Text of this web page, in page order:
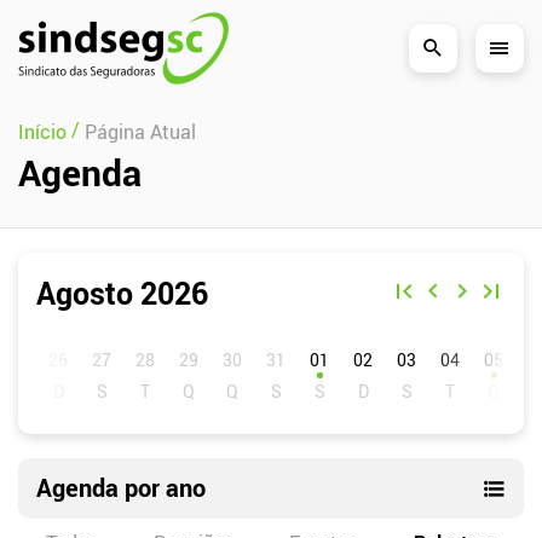
Pular Navegação (s)
Início/ Página Atual
Agenda
Agosto 2026
01 02 03 04 05
Agenda por ano